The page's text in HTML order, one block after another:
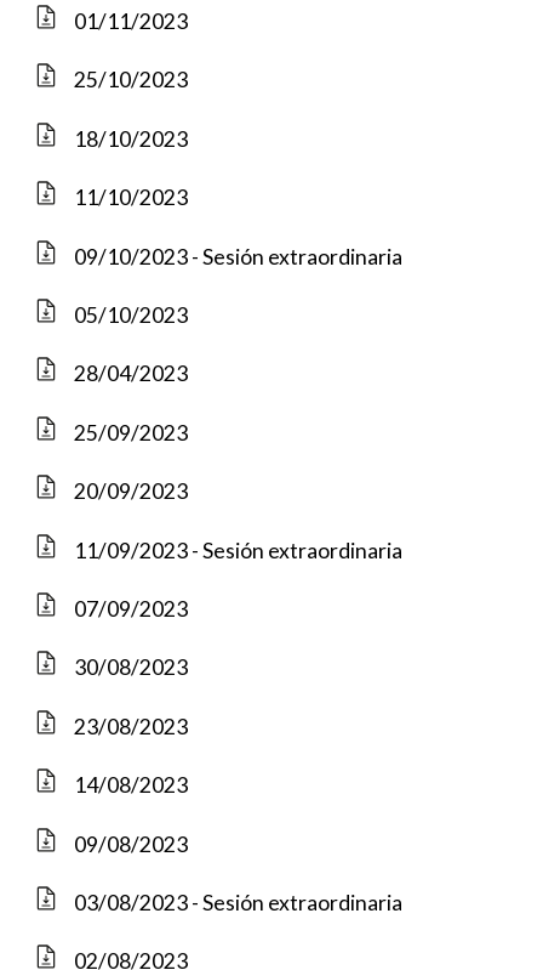
01/11/2023
25/10/2023
18/10/2023
11/10/2023
09/10/2023 - Sesión extraordinaria
05/10/2023
28/04/2023
25/09/2023
20/09/2023
11/09/2023 - Sesión extraordinaria
07/09/2023
30/08/2023
23/08/2023
14/08/2023
09/08/2023
03/08/2023 - Sesión extraordinaria
02/08/2023